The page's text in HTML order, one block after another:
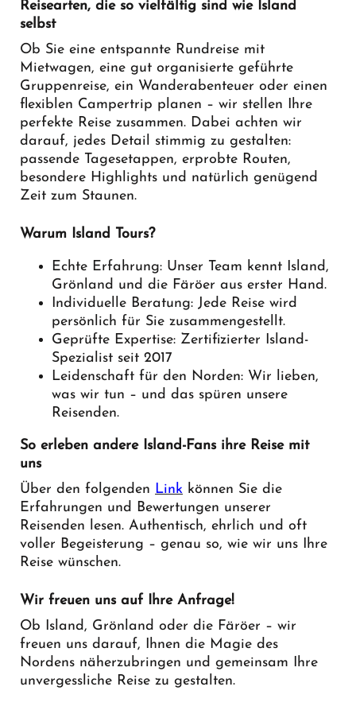
Reisearten, die so vielfältig sind wie Island
selbst
Ob Sie eine entspannte Rundreise mit
Mietwagen, eine gut organisierte geführte
Gruppenreise, ein Wanderabenteuer oder einen
flexiblen Campertrip planen – wir stellen Ihre
perfekte Reise zusammen. Dabei achten wir
darauf, jedes Detail stimmig zu gestalten:
passende Tagesetappen, erprobte Routen,
besondere Highlights und natürlich genügend
Zeit zum Staunen.
Warum Island Tours?
Echte Erfahrung: Unser Team kennt Island,
Grönland und die Färöer aus erster Hand.
Individuelle Beratung: Jede Reise wird
persönlich für Sie zusammengestellt.
Geprüfte Expertise: Zertifizierter Island-
Spezialist seit 2017
Leidenschaft für den Norden: Wir lieben,
was wir tun – und das spüren unsere
Reisenden.
So erleben andere Island-Fans ihre Reise mit
uns
Über den folgenden Link können Sie die
Erfahrungen und Bewertungen unserer
Reisenden lesen. Authentisch, ehrlich und oft
voller Begeisterung – genau so, wie wir uns Ihre
Reise wünschen.
Wir freuen uns auf Ihre Anfrage!
Ob Island, Grönland oder die Färöer – wir
freuen uns darauf, Ihnen die Magie des
Nordens näherzubringen und gemeinsam Ihre
unvergessliche Reise zu gestalten.